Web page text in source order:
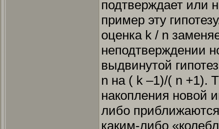
подтверждает или
пример эту
оценка k / n
неподтверждении
выдвинутой
n на ( k –1)/( n +1).
накопления новой
либо
каким-либо